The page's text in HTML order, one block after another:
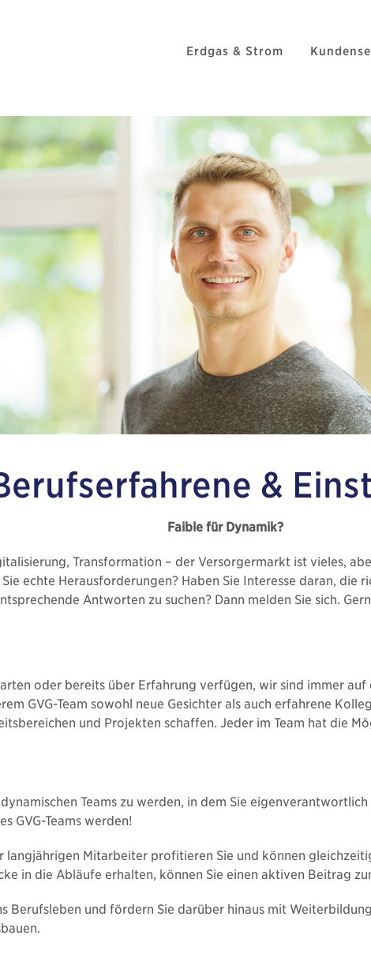
Erdgas & Strom
&
Faible für Dynamik?
Transformation – der Versorgermarkt ist vieles,
echte Heraus­for­­derungen? Haben Sie Interesse daran, die
Antworten zu suchen? Dann melden Sie sich.
oder bereits über Erfahrung verfügen, wir sind immer
GVG-Team sowohl neue Gesichter als auch erfahrene
und Projekten schaffen. Jeder im Team hat die
Teams zu werden, in dem Sie
GVG-Teams werden!
langjährigen Mitarbeiter profitieren Sie und können
in die Abläufe erhalten, können Sie einen aktiven Beitrag
Berufsleben und fördern Sie darüber hinaus mit